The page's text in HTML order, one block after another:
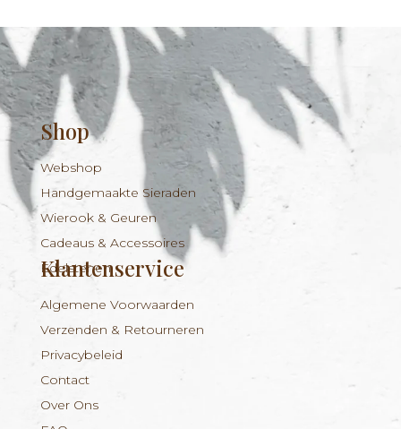
Shop
Webshop
Handgemaakte Sieraden
Wierook & Geuren
Cadeaus & Accessoires
Edelstenen
Klantenservice
Algemene Voorwaarden
Verzenden & Retourneren
Privacybeleid
Contact
Over Ons